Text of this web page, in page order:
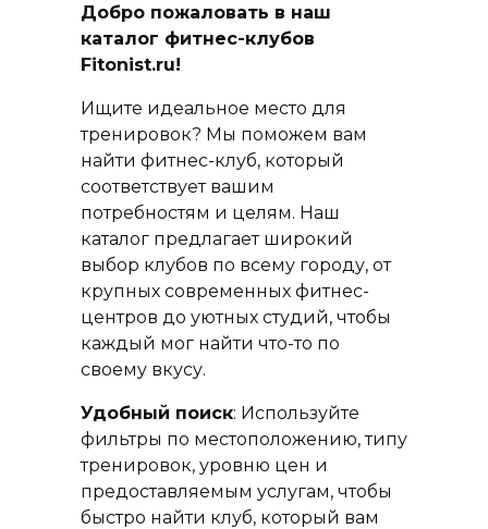
Добро пожаловать в наш
каталог фитнес-клубов
Fitonist.ru!
Ищите идеальное место для
тренировок? Мы поможем вам
найти фитнес-клуб, который
соответствует вашим
потребностям и целям. Наш
каталог предлагает широкий
выбор клубов по всему городу, от
крупных современных фитнес-
центров до уютных студий, чтобы
каждый мог найти что-то по
своему вкусу.
Удобный поиск: Используйте
фильтры по местоположению, типу
тренировок, уровню цен и
предоставляемым услугам, чтобы
быстро найти клуб, который вам